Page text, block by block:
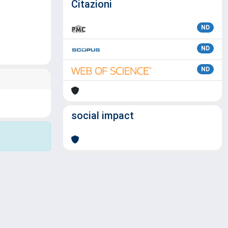
Citazioni
ND
ND
ND
social impact